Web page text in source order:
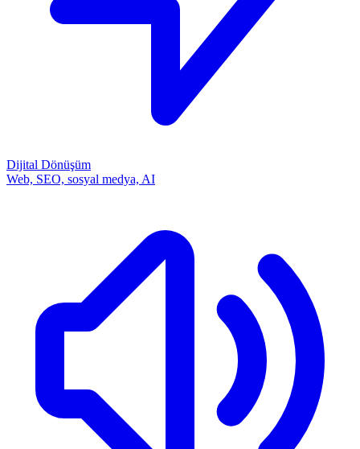
Dijital Dönüşüm
Web, SEO, sosyal medya, AI